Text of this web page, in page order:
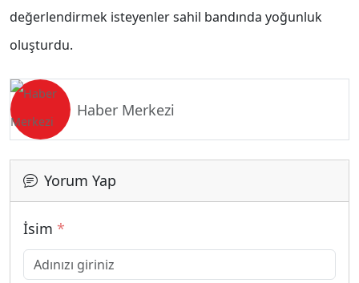
değerlendirmek isteyenler sahil bandında yoğunluk
oluşturdu.
Haber Merkezi
Yorum Yap
İsim *